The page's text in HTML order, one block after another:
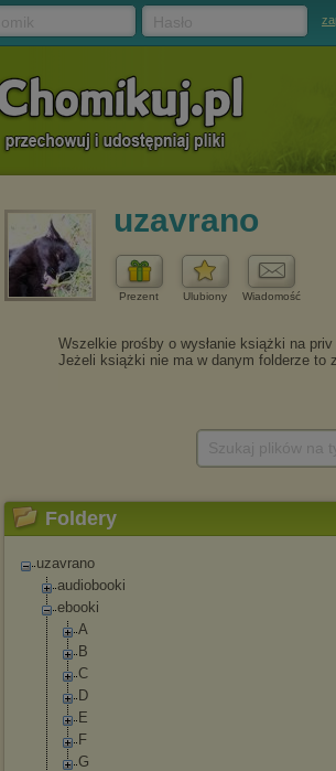
uzavrano
Prezent Ulubiony Wiadomość
Foldery
uzavrano
audiobooki
ebooki
A
B
C
D
E
F
G